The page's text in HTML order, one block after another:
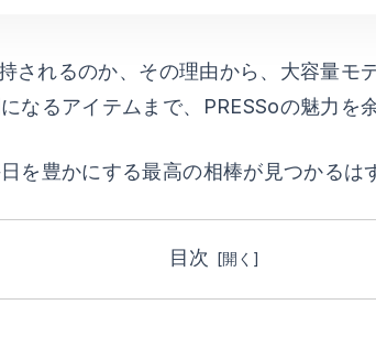
されるのか、その理由から、大容量
なるアイテムまで、PRESSoの魅力を
を豊かにする最高の相棒が見つかるは
目次